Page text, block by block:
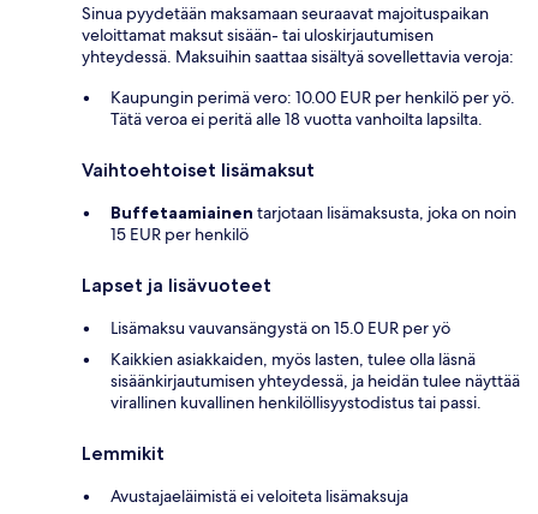
Sinua pyydetään maksamaan seuraavat majoituspaikan
veloittamat maksut sisään- tai uloskirjautumisen
yhteydessä. Maksuihin saattaa sisältyä sovellettavia veroja:
Kaupungin perimä vero: 10.00 EUR per henkilö per yö.
Tätä veroa ei peritä alle 18 vuotta vanhoilta lapsilta.
Vaihtoehtoiset lisämaksut
Buffetaamiainen tarjotaan lisämaksusta, joka on noin
15 EUR per henkilö
Lapset ja lisävuoteet
Lisämaksu vauvansängystä on 15.0 EUR per yö
Kaikkien asiakkaiden, myös lasten, tulee olla läsnä
sisäänkirjautumisen yhteydessä, ja heidän tulee näyttää
virallinen kuvallinen henkilöllisyystodistus tai passi.
Lemmikit
Avustajaeläimistä ei veloiteta lisämaksuja